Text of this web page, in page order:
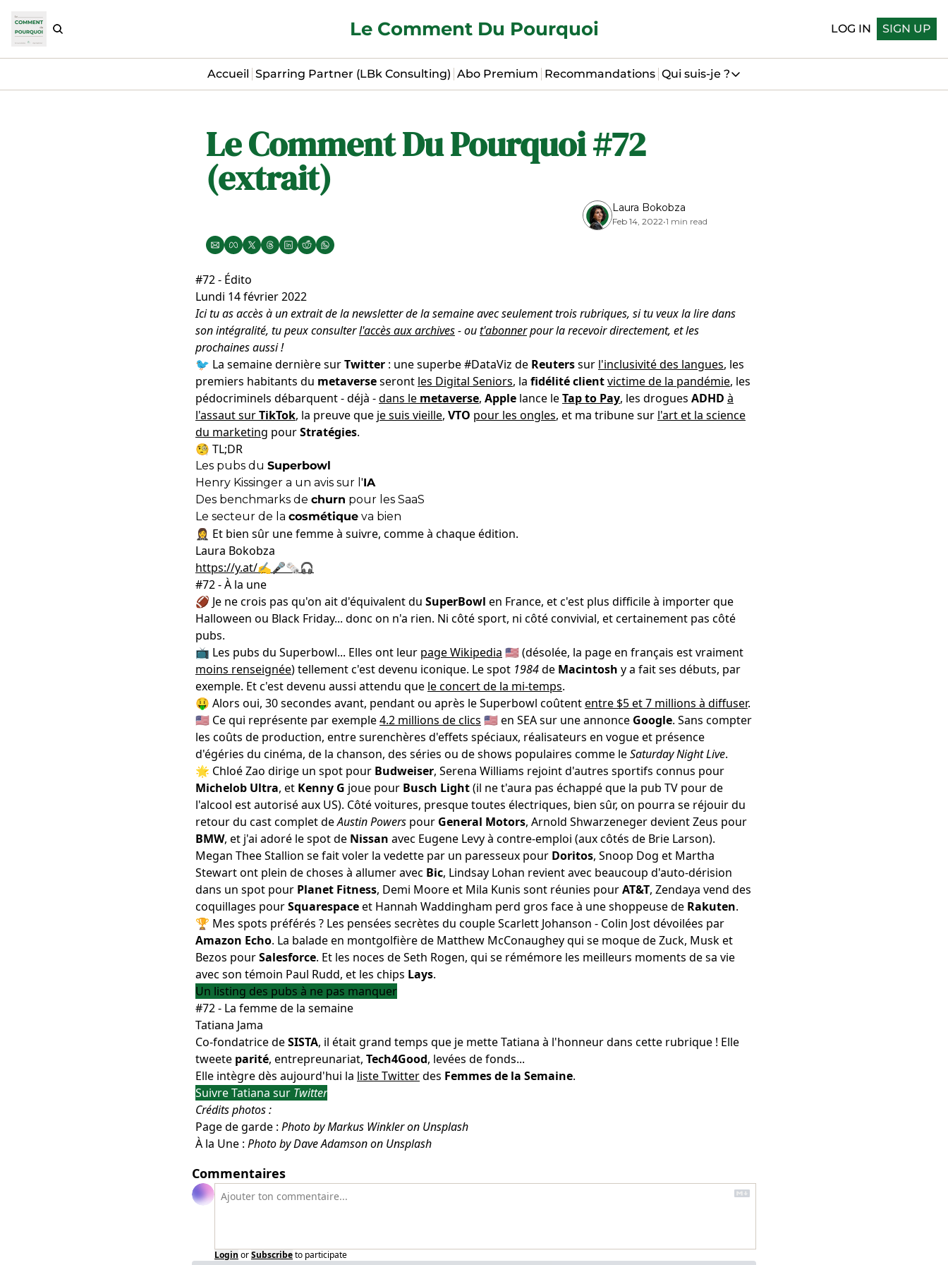
Le Comment Du Pourquoi LOG IN SIGN UP
Accueil Sparring Partner (LBk Consulting) Abo Premium Recommandations Qui suis-je ?
Qui suis-je ?
Le Comment Du Pourquoi #72
(extrait)
Laura Bokobza
Feb 14, 2022•1 min read
#72 - Édito
Lundi 14 février 2022
Ici tu as accès à un extrait de la newsletter de la semaine avec seulement trois rubriques, si tu veux la lire dans
son intégralité, tu peux consulterl'accès aux archives- out'abonnerpour la recevoir directement, et les
prochaines aussi !
🐦 La semaine dernière surTwitter : une superbe #DataViz de Reuterssur l'inclusivité des langues, les
premiers habitants du metaverseseront les Digital Seniors, la fidélité clientvictime de la pandémie, les
pédocriminels débarquent - déjà -dans le metaverse, Apple lance leTap to Pay, les drogues ADHD à
l'assaut surTikTok, la preuve que je suis vieille, VTO pour les ongles, et ma tribune sur l'art et la science
du marketing pourStratégies.
🧐 TL;DR
Les pubs du Superbowl
Henry Kissinger a un avis sur l'IA
Des benchmarks de churn pour les SaaS
Le secteur de la cosmétique va bien
🤵‍♀️ Et bien sûr une femme à suivre, comme à chaque édition.
Laura Bokobza
https://y.at/✍️🎤🗞️🎧
#72 - À la une
🏈 Je ne crois pas qu'on ait d'équivalent du SuperBowl en France, et c'est plus difficile à importer que
Halloween ou Black Friday... donc on n'a rien. Ni côté sport, ni côté convivial, et certainement pas côté
pubs.
📺 Les pubs du Superbowl... Elles ont leur page Wikipedia 🇺🇸 (désolée, la page en français est vraiment
moins renseignée) tellement c'est devenu iconique. Le spot 1984de Macintosh y a fait ses débuts, par
exemple. Et c'est devenu aussi attendu que le concert de la mi-temps.
🤑 Alors oui, 30 secondes avant, pendant ou après le Superbowl coûtententre $5 et 7 millions à diffuser.
🇺🇸 Ce qui représente par exemple4.2 millions de clics 🇺🇸 en SEA sur une annonce Google. Sans compter
les coûts de production, entre surenchères d'effets spéciaux, réalisateurs en vogue et présence
d'égéries du cinéma, de la chanson, des séries ou de shows populaires comme leSaturday Night Live.
🌟 Chloé Zao dirige un spot pour Budweiser, Serena Williams rejoint d'autres sportifs connus pour
Michelob Ultra, et Kenny G joue pour Busch Light(il ne t'aura pas échappé que la pub TV pour de
l'alcool est autorisé aux US). Côté voitures, presque toutes électriques, bien sûr, on pourra se réjouir du
retour du cast complet deAustin Powers pour General Motors, Arnold Shwarzeneger devient Zeus pour
BMW, et j'ai adoré le spot de Nissan avec Eugene Levy à contre-emploi (aux côtés de Brie Larson).
Megan Thee Stallion se fait voler la vedette par un paresseux pour Doritos, Snoop Dog et Martha
Stewart ont plein de choses à allumer avec Bic, Lindsay Lohan revient avec beaucoup d'auto-dérision
dans un spot pour Planet Fitness, Demi Moore et Mila Kunis sont réunies pourAT&T, Zendaya vend des
coquillages pourSquarespaceet Hannah Waddingham perd gros face à une shoppeuse de Rakuten.
🏆 Mes spots préférés ? Les pensées secrètes du couple Scarlett Johanson - Colin Jost dévoilées par
Amazon Echo. La balade en montgolfière de Matthew McConaughey qui se moque de Zuck, Musk et
Bezos pourSalesforce. Et les noces de Seth Rogen, qui se rémémore les meilleurs moments de sa vie
avec son témoin Paul Rudd, et les chips Lays.
Un listing des pubs à ne pas manquer
#72 - La femme de la semaine
Tatiana Jama
Co-fondatrice deSISTA, il était grand temps que je mette Tatiana à l'honneur dans cette rubrique ! Elle
tweete parité, entrepreunariat, Tech4Good, levées de fonds...
Elle intègre dès aujourd'hui la liste Twitterdes Femmes de la Semaine.
Suivre Tatiana sur Twitter
Crédits photos :
Page de garde : Photo by Markus Winkler on Unsplash
À la Une : Photo by Dave Adamson on Unsplash
Commentaires
Login orSubscribeto participate